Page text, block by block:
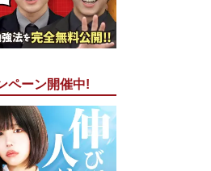
ペーン開催中!